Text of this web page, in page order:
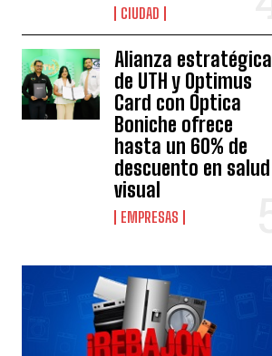
CIUDAD
Alianza estratégica
de UTH y Optimus
Card con Óptica
Boniche ofrece
hasta un 60% de
descuento en salud
visual
EMPRESAS